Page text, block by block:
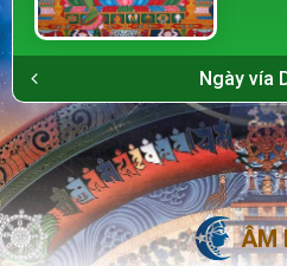
Ngày vía
ÂM